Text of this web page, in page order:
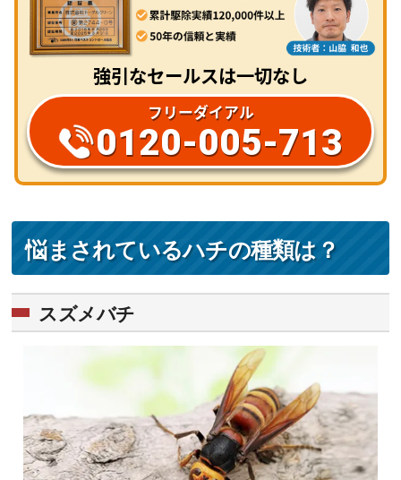
強引なセールスは一切なし
フリーダイアル
0120-005-713
悩まされているハチの種類は？
スズメバチ